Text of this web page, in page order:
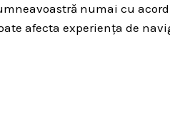
numai cu
afecta experiența de